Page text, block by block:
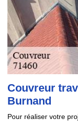
Couvreur
Burnand
Pour réaliser votre